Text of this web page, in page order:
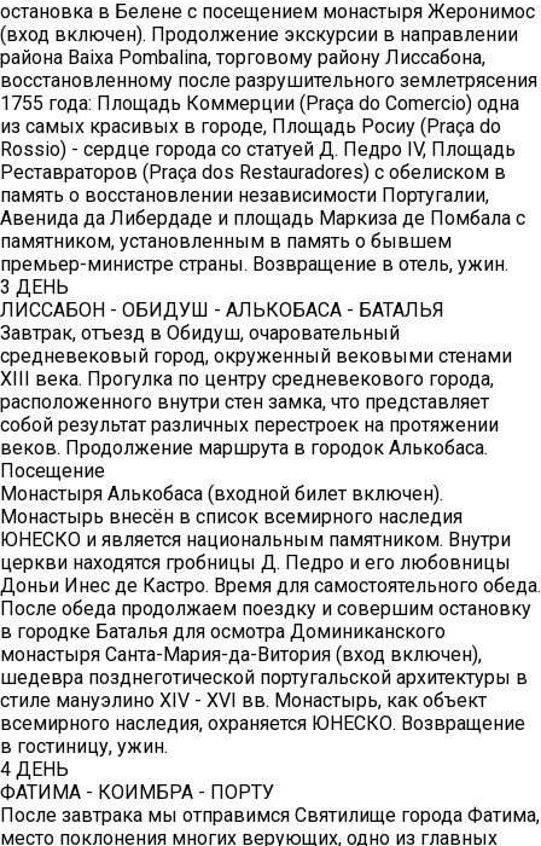
остановка в Белене с посещением монастыря Жеронимос
(вход включен). Продолжение экскурсии в направлении
района Baixa Pombalina, торговому району Лиссабона,
восстановленному после разрушительного землетрясения
1755 года: Площадь Коммерции (Praça do Comercio) одна
из самых красивых в городе, Площадь Росиу (Praça do
Rossio) - сердце города со статуей Д. Педро IV, Площадь
Реставраторов (Praça dos Restauradores) с обелиском в
память о восстановлении независимости Португалии,
Авенида да Либердаде и площадь Маркиза де Помбала с
памятником, установленным в память о бывшем
премьер-министре страны. Возвращение в отель, ужин.
3 ДЕНЬ
ЛИССАБОН - ОБИДУШ - АЛЬКОБАСА - БАТАЛЬЯ
Завтрак, отъезд в Обидуш, очаровательный
средневековый город, окруженный вековыми стенами
XIII века. Прогулка по центру средневекового города,
расположенного внутри стен замка, что представляет
собой результат различных перестроек на протяжении
веков. Продолжение маршрута в городок Алькобаса.
Посещение
Монастыря Алькобаса (входной билет включен).
Монастырь внесён в список всемирного наследия
ЮНЕСКО и является национальным памятником. Внутри
церкви находятся гробницы Д. Педро и его любовницы
Доньи Инес де Кастро. Время для самостоятельного обеда.
После обеда продолжаем поездку и совершим остановку
в городке Баталья для осмотра Доминиканского
монастыря Санта-Мария-да-Витория (вход включен),
шедевра позднеготической португальской архитектуры в
стиле мануэлино XIV - XVI вв. Монастырь, как объект
всемирного наследия, охраняется ЮНЕСКО. Возвращение
в гостиницу, ужин.
4 ДЕНЬ
ФАТИМА - КОИМБРА - ПОРТУ
После завтрака мы отправимся Святилище города Фатима,
место поклонения многих верующих, одно из главных